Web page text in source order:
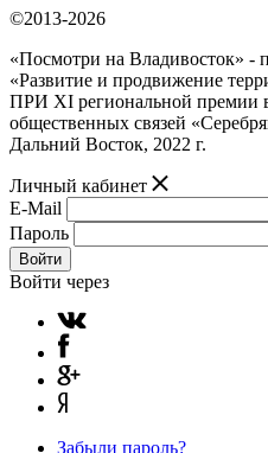
©2013-2026
«Посмотри на Владивосток» -
«Развитие и продвижение
ПРИ XI региональной премии
общественных связей
Дальний Восток, 2022 г.
Личный кабинет
E-Mail
Пароль
Войти
Войти через
Забыли пароль?